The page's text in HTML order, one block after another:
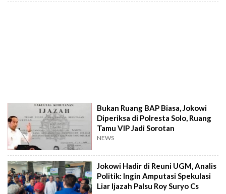
Bukan Ruang BAP Biasa, Jokowi
Diperiksa di Polresta Solo, Ruang
Tamu VIP Jadi Sorotan
NEWS
Jokowi Hadir di Reuni UGM, Analis
Politik: Ingin Amputasi Spekulasi
Liar Ijazah Palsu Roy Suryo Cs